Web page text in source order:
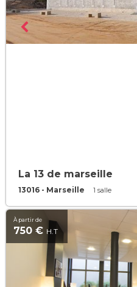
La 13 de marseille
13016 - Marseille 1 salle
À partir de
750 € H.T